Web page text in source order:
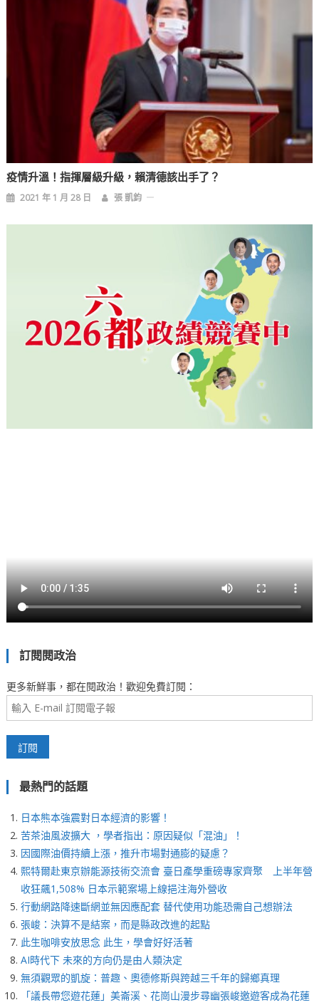
疫情升溫！指揮層級升級，賴清德該出手了？
2021 年 1 月 28 日 張 凱鈞
訂閱閱政治
更多新鮮事，都在閱政治！歡迎免費訂閱：
最熱門的話題
日本熊本強震對日本經濟的影響！
苦茶油風波擴大 ，學者指出：原因疑似「混油」！
因國際油價持續上漲，推升市場對通膨的疑慮？
熙特爾赴東京辦能源技術交流會 臺日產學重磅專家齊聚 上半年營
收狂飆1,508% 日本示範案場上線挹注海外營收
行動網路降速斷網並無因應配套 替代使用功能恐需自己想辦法
張峻：決算不是結案，而是縣政改進的起點
此生咖啡安放思念 此生，學會好好活著
AI時代下 未來的方向仍是由人類決定
無須觀眾的凱旋：普趣、奧德修斯與跨越三千年的歸鄉真理
「議長帶您遊花蓮」美崙溪、花崗山漫步尋幽張峻邀遊客成為花蓮